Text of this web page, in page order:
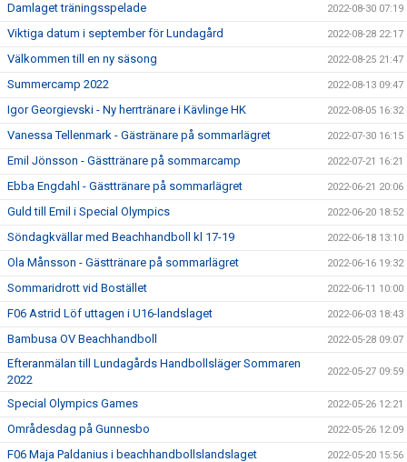
Damlaget träningsspelade 2022-08-30 07:19
Viktiga datum i september för Lundagård 2022-08-28 22:17
Välkommen till en ny säsong 2022-08-25 21:47
Summercamp 2022 2022-08-13 09:47
Igor Georgievski - Ny herrtränare i Kävlinge HK 2022-08-05 16:32
Vanessa Tellenmark - Gästränare på sommarlägret 2022-07-30 16:15
Emil Jönsson - Gästtränare på sommarcamp 2022-07-21 16:21
Ebba Engdahl - Gästtränare på sommarlägret 2022-06-21 20:06
Guld till Emil i Special Olympics 2022-06-20 18:52
Söndagkvällar med Beachhandboll kl 17-19 2022-06-18 13:10
Ola Månsson - Gästtränare på sommarlägret 2022-06-16 19:32
Sommaridrott vid Bostället 2022-06-11 10:00
F06 Astrid Löf uttagen i U16-landslaget 2022-06-03 18:43
Bambusa OV Beachhandboll 2022-05-28 09:07
Efteranmälan till Lundagårds Handbollsläger Sommaren
2022
2022-05-27 09:59
Special Olympics Games 2022-05-26 12:21
Områdesdag på Gunnesbo 2022-05-26 12:09
F06 Maja Paldanius i beachhandbollslandslaget 2022-05-20 15:56